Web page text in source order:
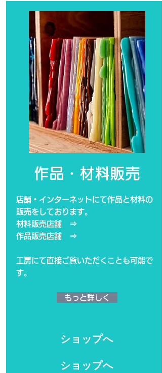
作品・材料販売
店舗・インターネットにて作品と材料の
販売をしております。
材料販売店舗 ⇒
​作品販売店舗 ⇒
​工房にて直接ご覧いただくことも可能で
す。
もっと詳しく
ショップへ
ショップへ